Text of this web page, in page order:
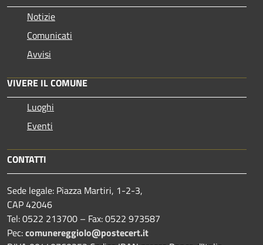
Notizie
Comunicati
Avvisi
VIVERE IL COMUNE
Luoghi
Eventi
CONTATTI
Sede legale: Piazza Martiri, 1-2-3,
CAP 42046
Tel: 0522 213700 – Fax: 0522 973587
Pec:comunereggiolo@postecert.it